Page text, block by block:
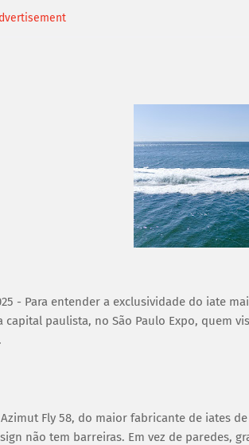
- Para entender a exclusividade do iate
capital paulista, no São Paulo Expo, quem
Fly 58, do maior fabricante de iates
não tem barreiras. Em vez de paredes,